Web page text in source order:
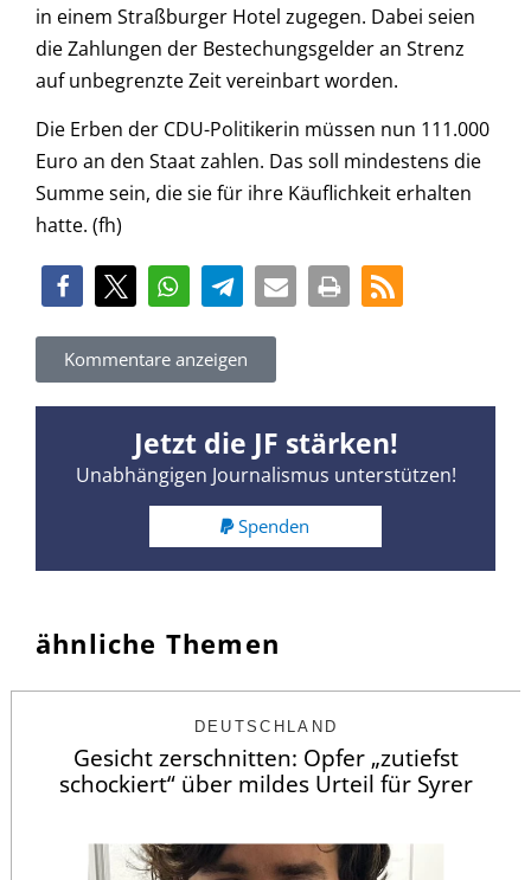
in einem Straßburger Hotel zugegen. Dabei seien
die Zahlungen der Bestechungsgelder an Strenz
auf unbegrenzte Zeit vereinbart worden.
Die Erben der CDU-Politikerin müssen nun 111.000
Euro an den Staat zahlen. Das soll mindestens die
Summe sein, die sie für ihre Käuflichkeit erhalten
hatte. (fh)
Kommentare anzeigen
Jetzt die JF stärken!
Unabhängigen Journalismus unterstützen!
Spenden
ähnliche Themen
DEUTSCHLAND
Gesicht zerschnitten: Opfer „zutiefst
schockiert“ über mildes Urteil für Syrer